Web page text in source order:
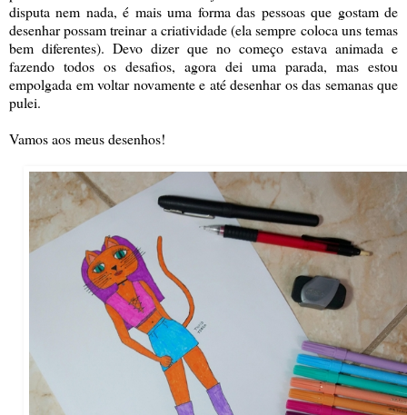
disputa nem nada, é mais uma forma das pessoas que gostam de
desenhar possam treinar a criatividade (ela sempre coloca uns temas
bem diferentes). Devo dizer que no começo estava animada e
fazendo todos os desafios, agora dei uma parada, mas estou
empolgada em voltar novamente e até desenhar os das semanas que
pulei.
Vamos aos meus desenhos!